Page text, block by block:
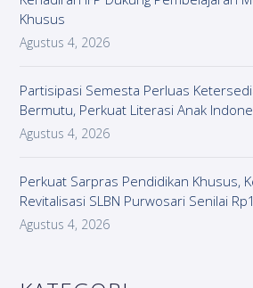
Khusus
Agustus 4, 2026
Partisipasi Semesta Perluas
Bermutu, Perkuat Literasi Anak
Agustus 4, 2026
Perkuat Sarpras Pendidikan Khusus,
Revitalisasi SLBN Purwosari Senilai
Agustus 4, 2026